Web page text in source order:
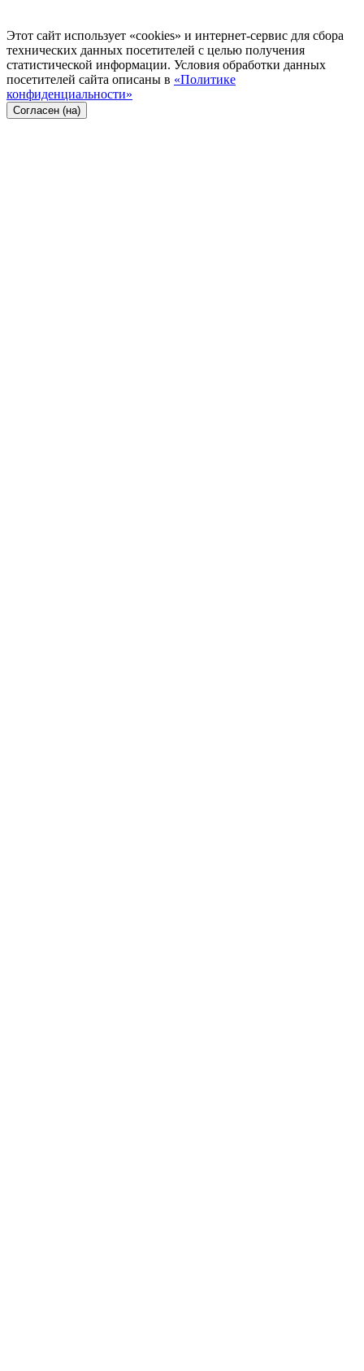
Этот сайт использует «cookies» и интернет-сервис для сбора
технических данных посетителей с целью получения
статистической информации. Условия обработки данных
посетителей сайта описаны в «Политике
конфиденциальности»
Согласен (на)